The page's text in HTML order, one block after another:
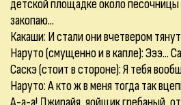
детской площадке около песочницы
закопаю...
Какаши: И стали они вчетвером
Наруто (смущенно и в капле): Эээ...
Саскэ (стоит в стороне): Я тебя
Наруто: А кто ж в меня тогда так